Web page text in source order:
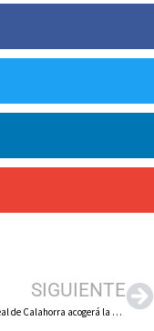
SIGUIENTE
El Teatro Ideal de Calahorra acogerá la VII Muestra de Teatro Aficionado en enero y febrero de 2022